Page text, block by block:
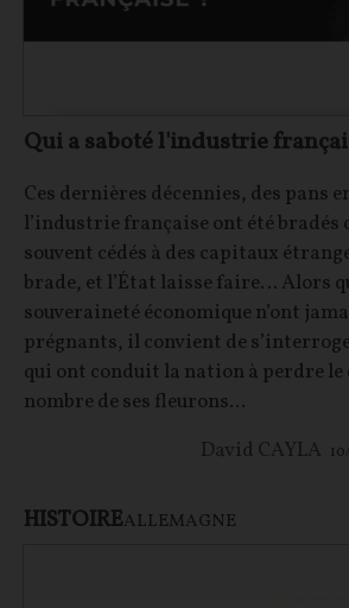
Qui a saboté l'industrie
Ces dernières décennies, des pans
l’industrie française ont été bradés
souvent cédés à des capitaux
brade, et l’État laisse faire… Alors
souveraineté économique n’ont
prégnants, il convient de
qui ont conduit la nation à perdre le
nombre de ses fleurons...
David CAYLA
HISTOIREALLEMAGNE